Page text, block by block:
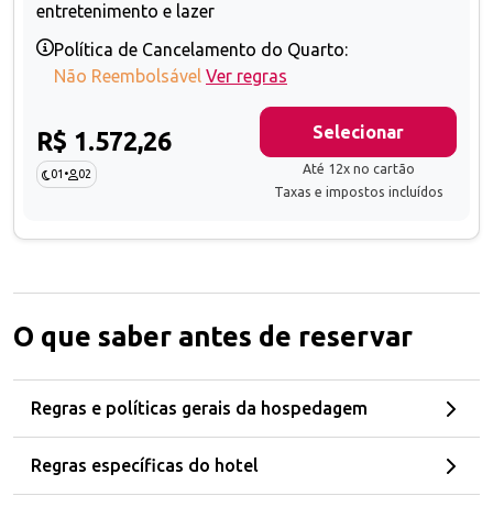
entretenimento e lazer
Política de Cancelamento do Quarto:
Não Reembolsável Ver regras
R$ 1.572,26
01 • 02
Selecionar
Até 12x no cartão
Taxas e impostos incluídos
O que saber antes de reservar
Regras e políticas gerais da hospedagem
Regras específicas do hotel